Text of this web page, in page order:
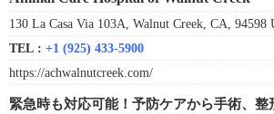
130 La Casa Via 103A, Walnut Creek, CA, 94598
TEL : +1 (925) 433-5900
https://achwalnutcreek.com/
緊急時も対応可能！予防ケアから手術、